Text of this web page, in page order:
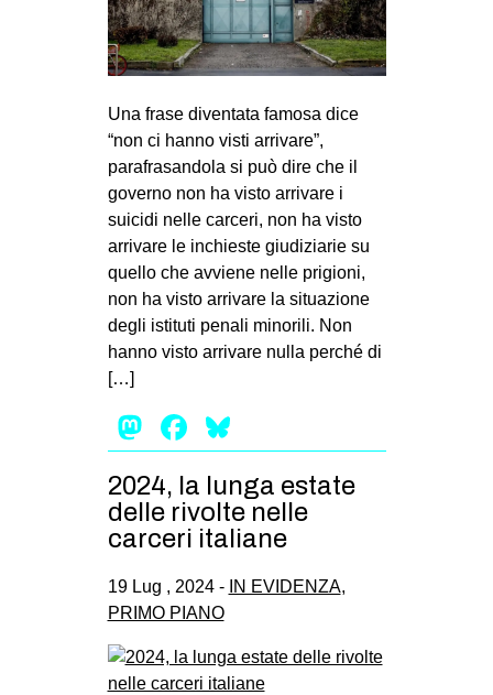
Una frase diventata famosa dice
“non ci hanno visti arrivare”,
parafrasandola si può dire che il
governo non ha visto arrivare i
suicidi nelle carceri, non ha visto
arrivare le inchieste giudiziarie su
quello che avviene nelle prigioni,
non ha visto arrivare la situazione
degli istituti penali minorili. Non
hanno visto arrivare nulla perché di
[…]
Mastodon
Facebook
2024, la lunga estate
delle rivolte nelle
carceri italiane
19 Lug , 2024 - IN EVIDENZA,
PRIMO PIANO